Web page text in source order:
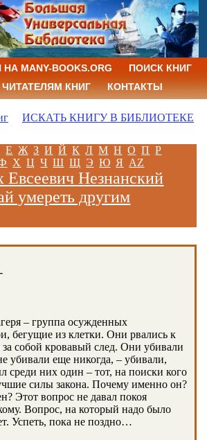
MANY-BOOKS.ORG
ПОИСК КНИГ
КНИГ
КОНТАКТЫ
ИСКАТЬ КНИГУ В БИБЛИОТЕКЕ
Е Ж З И Й К Л М Н О П Р
Х Ц Ч Ш Щ Э Ю Я AZ
Евсеевич Незнанский
умереть другим
– группа осужденных
бегущие из клетки. Они рвались к
за собой кровавый след. Они убивали
убивали еще никогда, – убивали,
среди них один – тот, на поиски кого
силы закона. Почему именно он?
Этот вопрос не давал покоя
Вопрос, на который надо было
Успеть, пока не поздно…